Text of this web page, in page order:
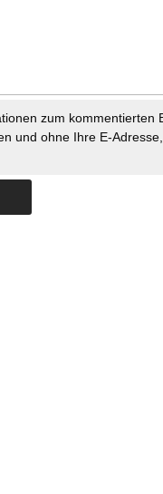
zum kommentierten
und ohne Ihre E-